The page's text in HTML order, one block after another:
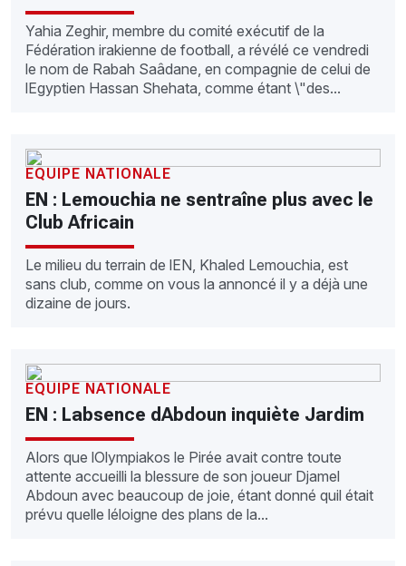
Yahia Zeghir, membre du comité exécutif de la
Fédération irakienne de football, a révélé ce vendredi
le nom de Rabah Saâdane, en compagnie de celui de
lEgyptien Hassan Shehata, comme étant \"des...
EQUIPE NATIONALE
EN : Lemouchia ne sentraîne plus avec le
Club Africain
Le milieu du terrain de lEN, Khaled Lemouchia, est
sans club, comme on vous la annoncé il y a déjà une
dizaine de jours.
EQUIPE NATIONALE
EN : Labsence dAbdoun inquiète Jardim
Alors que lOlympiakos le Pirée avait contre toute
attente accueilli la blessure de son joueur Djamel
Abdoun avec beaucoup de joie, étant donné quil était
prévu quelle léloigne des plans de la...